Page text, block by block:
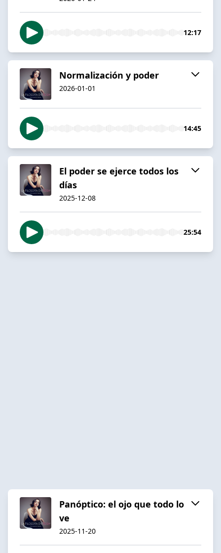
12:17
Normalización y poder
2026-01-01
14:45
El poder se ejerce todos los
días
2025-12-08
25:54
Panóptico: el ojo que todo lo
ve
2025-11-20